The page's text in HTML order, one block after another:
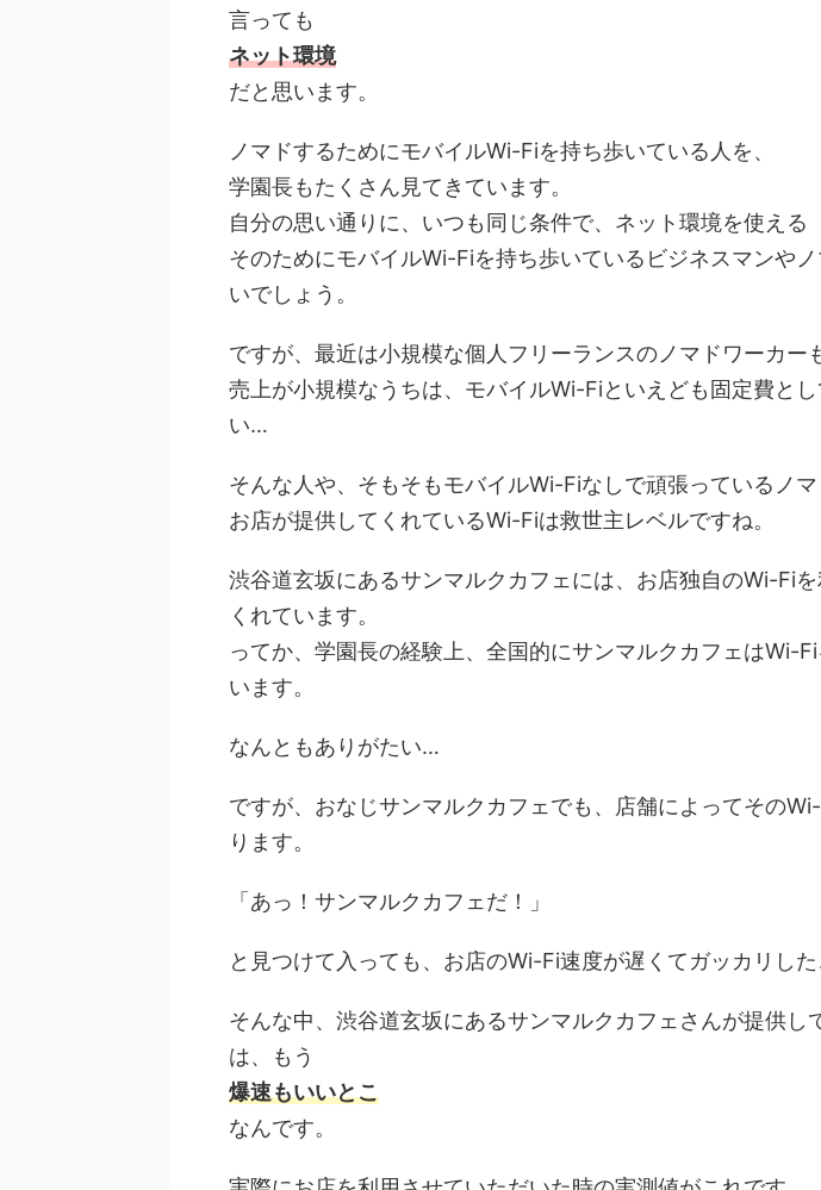
言っても
ネット環境
だと思います。
ノマドするためにモバイルWi-Fiを持ち歩いている人を、
学園長もたくさん見てきています。
自分の思い通りに、いつも同じ条件で、ネット環境を使える
そのためにモバイルWi-Fiを持ち歩いているビジネスマンや
いでしょう。
ですが、最近は小規模な個人フリーランスのノマドワーカー
売上が小規模なうちは、モバイルWi-Fiといえども固定費とし
い…
そんな人や、そもそもモバイルWi-Fiなしで頑張っているノ
お店が提供してくれているWi-Fiは救世主レベルですね。
渋谷道玄坂にあるサンマルクカフェには、お店独自のWi-Fi
くれています。
ってか、学園長の経験上、全国的にサンマルクカフェはWi-
います。
なんともありがたい…
ですが、おなじサンマルクカフェでも、店舗によってその
ります。
「あっ！サンマルクカフェだ！」
と見つけて入っても、お店のWi-Fi速度が遅くてガッカリした
そんな中、渋谷道玄坂にあるサンマルクカフェさんが提供し
は、もう
爆速もいいとこ
なんです。